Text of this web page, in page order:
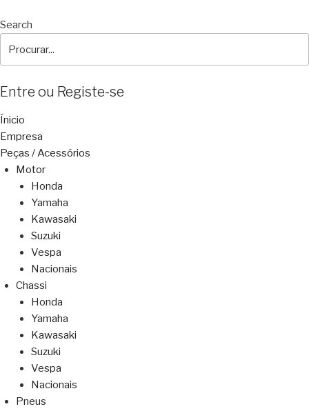
Search
Entre ou Registe-se
Ínicio
Empresa
Peças / Acessórios
Motor
Honda
Yamaha
Kawasaki
Suzuki
Vespa
Nacionais
Chassi
Honda
Yamaha
Kawasaki
Suzuki
Vespa
Nacionais
Pneus